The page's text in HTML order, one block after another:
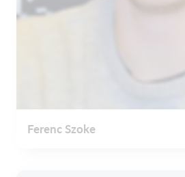
Ferenc Szoke